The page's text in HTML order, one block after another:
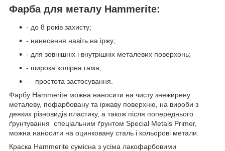
Фарба для металу Hammerite:
- до 8 років захисту;
- нанесення навіть на іржу;
- для зовнішніх і внутрішніх металевих поверхонь;
- широка колірна гама;
— простота застосування.
Фарбу Hammerite можна наносити на чисту знежирену
металеву, пофарбовану та іржаву поверхню, на вироби з
деяких різновидів пластику, а також після попереднього
ґрунтування спеціальним ґрунтом Special Metals Primer,
можна наносити на оцинковану сталь і кольорові метали.
Краска Hammerite сумісна з усіма лакофарбовими